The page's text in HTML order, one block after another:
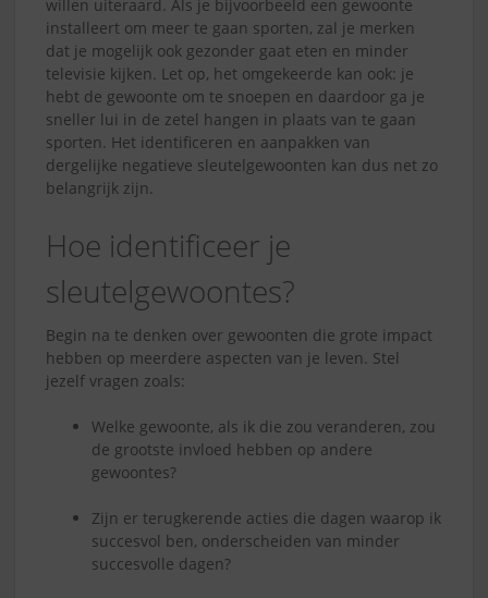
willen uiteraard. Als je bijvoorbeeld een gewoonte
installeert om meer te gaan sporten, zal je merken
dat je mogelijk ook gezonder gaat eten en minder
televisie kijken. Let op, het omgekeerde kan ook: je
hebt de gewoonte om te snoepen en daardoor ga je
sneller lui in de zetel hangen in plaats van te gaan
sporten. Het identificeren en aanpakken van
dergelijke negatieve sleutelgewoonten kan dus net zo
belangrijk zijn.
Hoe identificeer je
sleutelgewoontes?
Begin na te denken over gewoonten die grote impact
hebben op meerdere aspecten van je leven. Stel
jezelf vragen zoals:
Welke gewoonte, als ik die zou veranderen, zou
de grootste invloed hebben op andere
gewoontes?
Zijn er terugkerende acties die dagen waarop ik
succesvol ben, onderscheiden van minder
succesvolle dagen?